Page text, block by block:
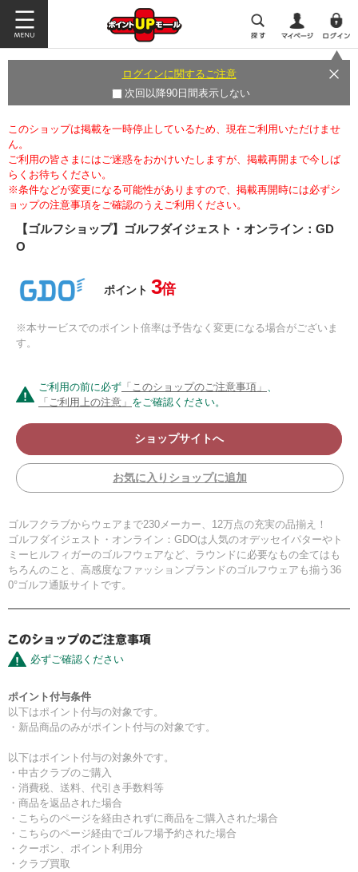
ログインに関するご注意
次回以降90日間表示しない
このショップは掲載を一時停止しているため、現在ご利用いただけませ
ん。
ご利用の皆さまにはご迷惑をおかけいたしますが、掲載再開まで今しば
らくお待ちください。
※条件などが変更になる可能性がありますので、掲載再開時には必ずシ
ョップの注意事項をご確認のうえご利用ください。
【ゴルフショップ】ゴルフダイジェスト・オンライン：GD
O
ポイント 3倍
※本サービスでのポイント倍率は予告なく変更になる場合がございま
す。
ご利用の前に必ず 「このショップのご注意事項」 、
「ご利用上の注意」 をご確認ください。
ショップサイトへ
お気に入りショップに追加
ゴルフクラブからウェアまで230メーカー、12万点の充実の品揃え！
ゴルフダイジェスト・オンライン：GDOは人気のオデッセイパターやト
ミーヒルフィガーのゴルフウェアなど、ラウンドに必要なもの全てはも
ちろんのこと、高感度なファッションブランドのゴルフウェアも揃う36
0°ゴルフ通販サイトです。
必ずご確認ください
ポイント付与条件
以下はポイント付与の対象です。
・新品商品のみがポイント付与の対象です。
以下はポイント付与の対象外です。
・中古クラブのご購入
・消費税、送料、代引き手数料等
・商品を返品された場合
・こちらのページを経由されずに商品をご購入された場合
・こちらのページ経由でゴルフ場予約された場合
・クーポン、ポイント利用分
・クラブ買取